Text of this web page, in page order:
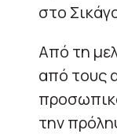
στο
Από τη
από τους
την